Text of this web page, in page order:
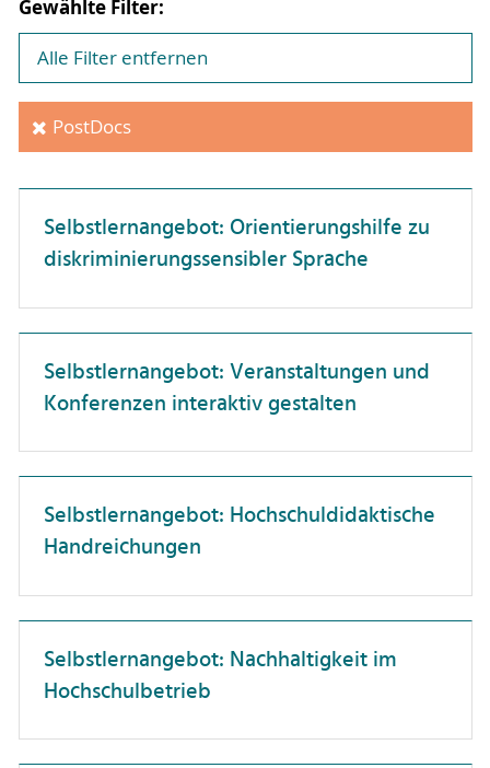
Professor:innen
Promovierende
Forschungskompetenz
Förderlandschaft
Führung
Gesundheit
Hochschuldidaktik
Hochschulorganisation
Interkulturelle Kompetenz
Karriereentwicklung
Kommunikation
Patente & Schutzrechte
Projektmanagement
Selbstmanagement
Studierendenberatung
Vielfalt
Unterweisung
Gewählte Filter:
Alle Filter entfernen
PostDocs
Selbstlernangebot: Orientierungshilfe zu
diskriminierungssensibler Sprache
Selbstlernangebot: Veranstaltungen und
Konferenzen interaktiv gestalten
Selbstlernangebot: Hochschuldidaktische
Handreichungen
Selbstlernangebot: Nachhaltigkeit im
Hochschulbetrieb